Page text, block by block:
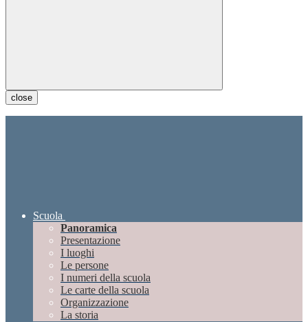
close
Scuola
Panoramica
Presentazione
I luoghi
Le persone
I numeri della scuola
Le carte della scuola
Organizzazione
La storia